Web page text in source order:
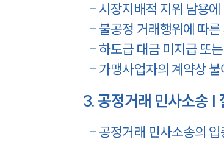
-시장지배적 지위 남용
- 불공정 거래행위에 따
- 하도급 대금 미지급 또
- 가맹사업자의 계약상
3. 공정거래 민사소송 |
-공정거래 민사소송의